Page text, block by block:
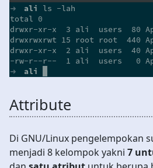
Attribute
Di GNU/Linux pengelempokan
menjadi 8 kelompok yakni 7